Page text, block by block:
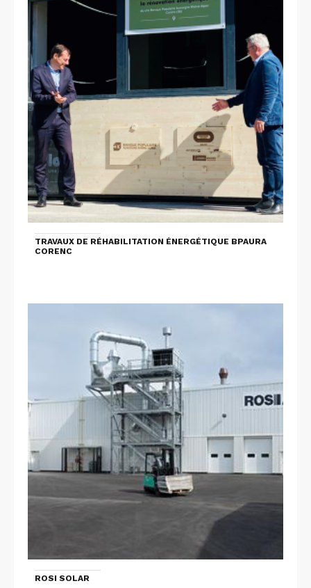
TRAVAUX DE RÉHABILITATION ÉNERGÉTIQUE BPAURA
CORENC
ROSI SOLAR